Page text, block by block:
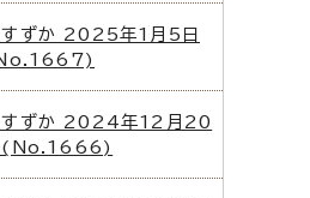
すずか 2025年1月5日
すずか 2024年12月20
(No.1666)